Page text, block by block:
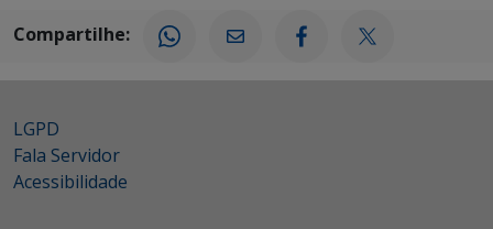
Compartilhe:
LGPD
Fala Servidor
Acessibilidade